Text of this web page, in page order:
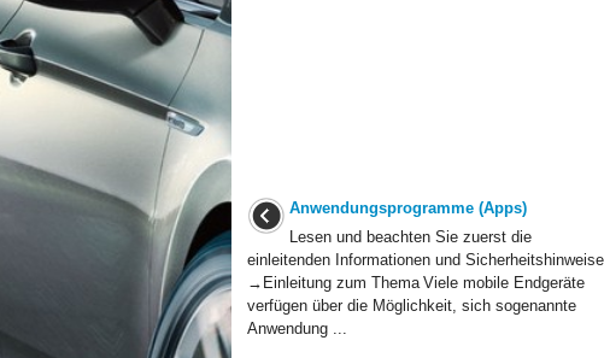
Anwendungsprogramme (Apps)
Lesen und beachten Sie zuerst die
einleitenden Informationen und Sicherheitshinweise
→Einleitung zum Thema Viele mobile Endgeräte
verfügen über die Möglichkeit, sich sogenannte
Anwendung ...